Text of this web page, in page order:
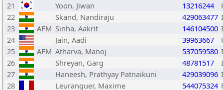
21
Yoon, Jiwan 13216244
22
Skand, Nandiraju 429063477
23
AFM Sinha, Aakrit 146104500
24
Jain, Aadi 39963667
25
AFM Atharva, Manoj 537059580
26
Shreyan, Garg 48781517
27
Haneesh, Prathyay Patnaikuni 429039096
28
Leuranguer, Maxime 544075324